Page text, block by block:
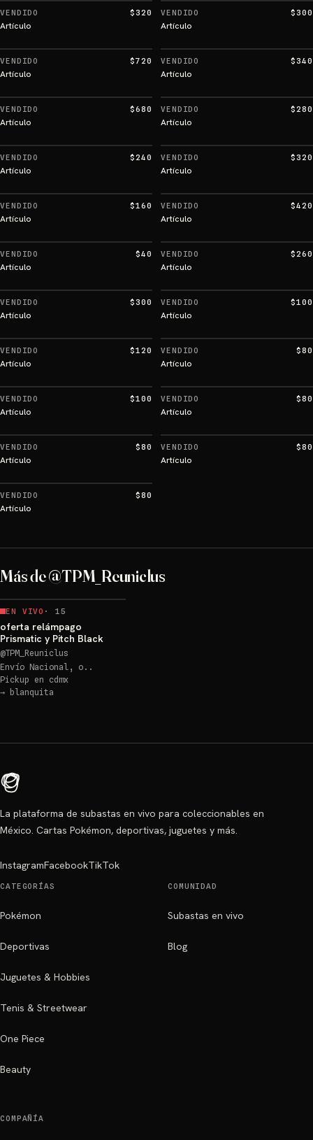
VENDIDO $320
Artículo
VENDIDO $300
Artículo
VENDIDO $720
Artículo
VENDIDO $340
Artículo
VENDIDO $680
Artículo
VENDIDO $280
Artículo
VENDIDO $240
Artículo
VENDIDO $320
Artículo
VENDIDO $160
Artículo
VENDIDO $420
Artículo
VENDIDO $40
Artículo
VENDIDO $260
Artículo
VENDIDO $300
Artículo
VENDIDO $100
Artículo
VENDIDO $120
Artículo
VENDIDO $80
Artículo
VENDIDO $100
Artículo
VENDIDO $80
Artículo
VENDIDO $80
Artículo
VENDIDO $80
Artículo
VENDIDO $80
Artículo
Más de @TPM_Reuniclus
EN VIVO · 15
oferta relámpago
Prismatic y Pitch Black
@TPM_Reuniclus
Envío Nacional, o..
Pickup en cdmx
→ blanquita
La plataforma de subastas en vivo para coleccionables en
México. Cartas Pokémon, deportivas, juguetes y más.
InstagramFacebookTikTok
CATEGORÍAS
Pokémon
Deportivas
Juguetes & Hobbies
Tenis & Streetwear
One Piece
Beauty
COMUNIDAD
Subastas en vivo
Blog
COMPAÑÍA